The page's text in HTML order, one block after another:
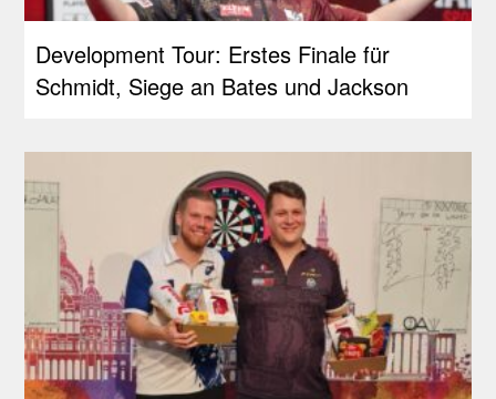
Development Tour: Erstes Finale für
Schmidt, Siege an Bates und Jackson